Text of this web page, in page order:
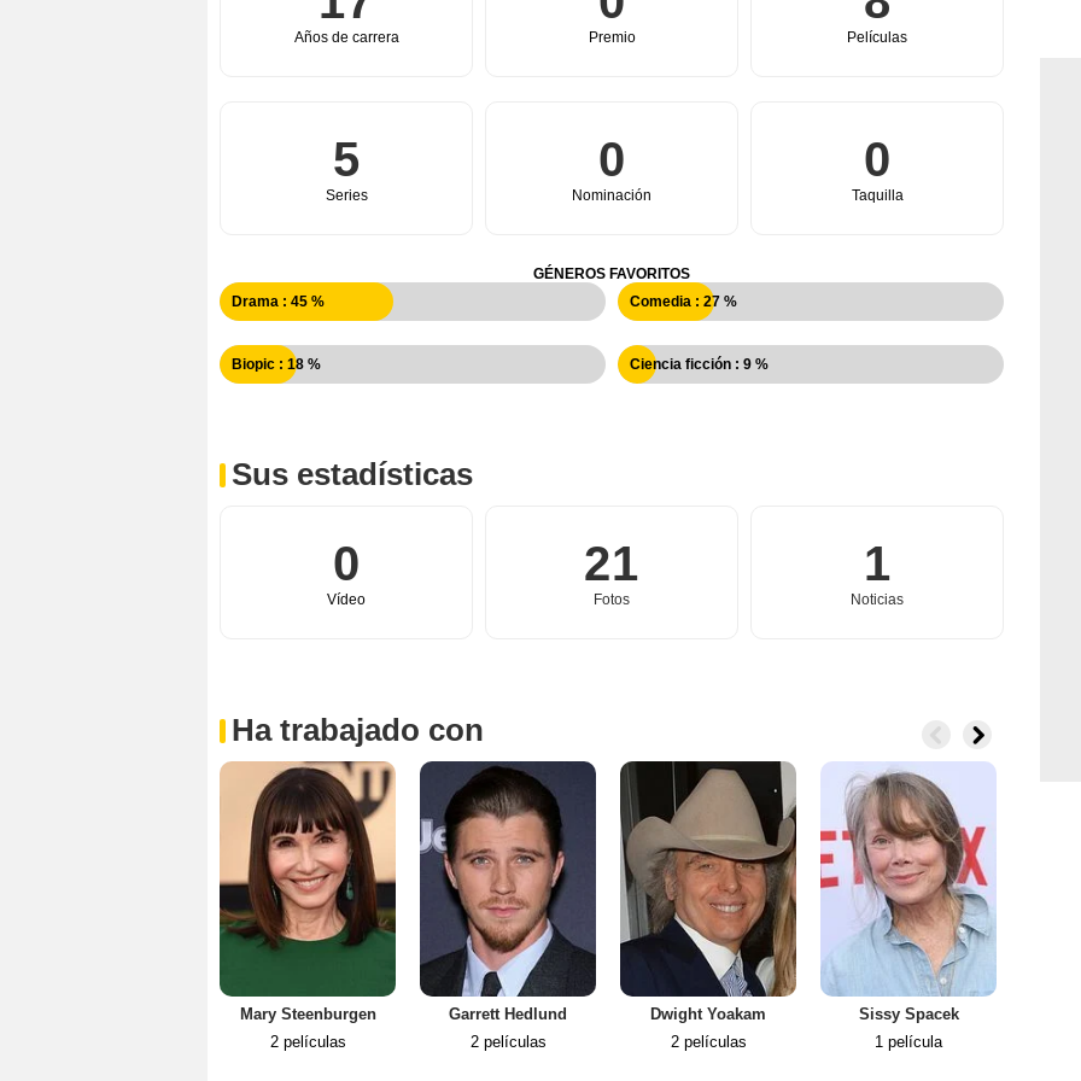
Años de carrera Premio Películas
5
Series
0
Nominación
0
Taquilla
GÉNEROS FAVORITOS
Drama : 45 %
Comedia : 27 %
Biopic : 18 % Ciencia ficción : 9 %
Sus estadísticas
0
Vídeo
21
Fotos
1
Noticias
Ha trabajado con
Mary Steenburgen
2 películas
Garrett Hedlund
2 películas
Dwight Yoakam
2 películas
Sissy Spacek
1 película